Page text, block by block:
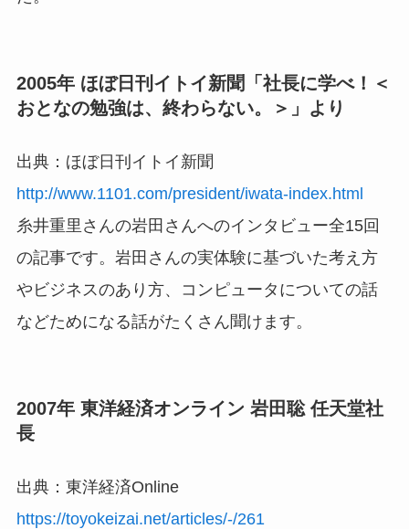
2005年 ほぼ日刊イトイ新聞「社長に学べ！＜
おとなの勉強は、終わらない。＞」より
出典：ほぼ日刊イトイ新聞
http://www.1101.com/president/iwata-index.html
糸井重里さんの岩田さんへのインタビュー全15回
の記事です。岩田さんの実体験に基づいた考え方
やビジネスのあり方、コンピュータについての話
などためになる話がたくさん聞けます。
2007年 東洋経済オンライン 岩田聡 任天堂社
長
出典：東洋経済Online
https://toyokeizai.net/articles/-/261